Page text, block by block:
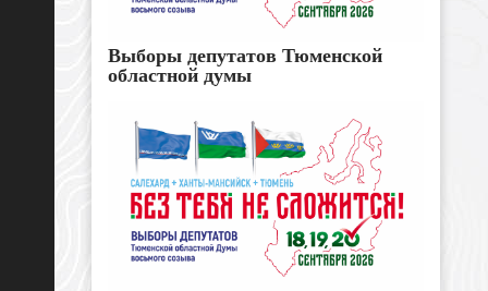
Выборы депутатов Тюменской
областной думы